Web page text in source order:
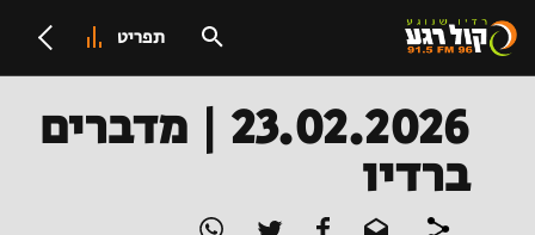
תפריט
23.02.2026 | מדברים
ברדיו